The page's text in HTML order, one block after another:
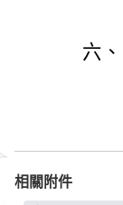
六、
相關附件